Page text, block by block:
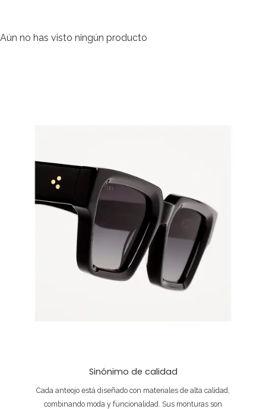
Aún no has visto ningún producto
Sinónimo de calidad
Cada anteojo está diseñado con materiales de alta calidad,
combinando moda y funcionalidad. Sus monturas son